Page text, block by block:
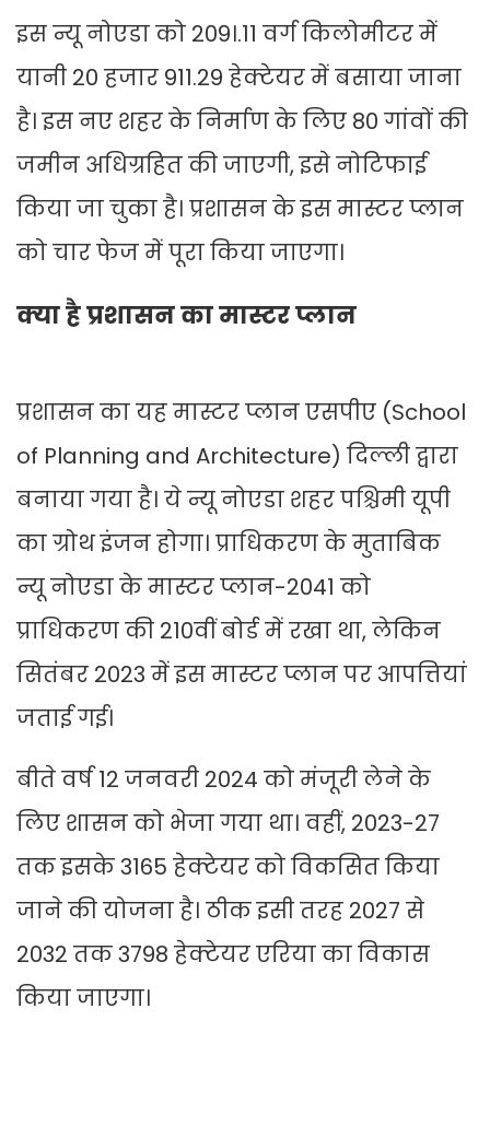
इस न्यू नोएडा को 209।.11 वर्ग किलोमीटर में
यानी 20 हजार 911.29 हेक्टेयर में बसाया जाना
है। इस नए शहर के निर्माण के लिए 80 गांवों की
जमीन अधिग्रहित की जाएगी, इसे नोटिफाई
किया जा चुका है। प्रशासन के इस मास्टर प्लान
को चार फेज में पूरा किया जाएगा।
क्या है प्रशासन का मास्टर प्लान
प्रशासन का यह मास्टर प्लान एसपीए (School
of Planning and Architecture) दिल्ली द्वारा
बनाया गया है। ये न्यू नोएडा शहर पश्चिमी यूपी
का ग्रोथ इंजन होगा। प्राधिकरण के मुताबिक
न्यू नोएडा के मास्टर प्लान-2041 को
प्राधिकरण की 210वीं बोर्ड में रखा था, लेकिन
सितंबर 2023 में इस मास्टर प्लान पर आपत्तियां
जताई गई।
बीते वर्ष 12 जनवरी 2024 को मंजूरी लेने के
लिए शासन को भेजा गया था। वहीं, 2023-27
तक इसके 3165 हेक्टेयर को विकसित किया
जाने की योजना है। ठीक इसी तरह 2027 से
2032 तक 3798 हेक्टेयर एरिया का विकास
किया जाएगा।